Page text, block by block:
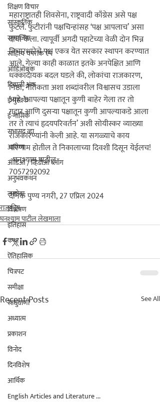
शिक्षण विचार
सांस्कृतिक
सामाजिक
साहित्य चपराक ऍप
ऑडिओबुक
दिवाळी अंक
ई-पुस्तके
ई-मासिके
सभासद व्हा
आरोग्य
ऑडिओ / व्हिडीओ ब्लॉग
अनुभवकथन
लाडोबा
विश्लेषण
इतिहास
कथा
ऎतिहासिक
चित्रपट
समीक्षा
साधुवाणी
अध्यात्म
प्रकाशन
विनोद
दिनविशेष
आर्थिक
English Articles and Literature ...
महाराष्ट्रातही शिवसेना, राष्ट्रवादी काँग्रेस असे पक्ष
फुटले. फुटीरांनी पक्षचिन्हांसह ‘पक्ष आपलाच’ असा
दावा केला. त्यापूर्वी अगदी पहाटेच्या वेळी दोन भिन्न
विचारधारेचे पक्ष एकत्र येत सरकार स्थापन करण्यात
आले. गेल्या काही काळात इतके अनपेक्षित आणि
धक्कादायक बदल घडले की, लोकांचा राजकारण,
निष्ठा, नैतिकता अशा शब्दांवरील विश्वासच उडाला
आहे. ‘आपल्या पक्षातून कुणी बाहेर गेला तर तो
गद्दार आणि दुसर्‍या पक्षातून कुणी आपल्याकडे आला
तर ते त्याचं हृदयपरिवर्तन’ अशी सोयीस्कर व्याख्या
राजकारण्यांनी केली आहे. या सगळ्याचे काय
परिणाम होतील ते निकालाच्या दिवशी दिसून येईलच!
- घनश्याम पाटील
7057292092
दैनिक पुण्य नगरी, 27 एप्रिल 2024
राजकीय
घनश्याम पाटील लेखमाला
Recent Posts See All